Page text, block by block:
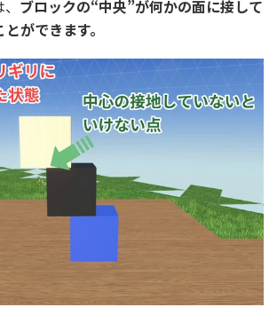
ブロックの“中央”が何かの面に接して
ができます。